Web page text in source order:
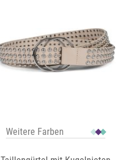
Weitere Farben